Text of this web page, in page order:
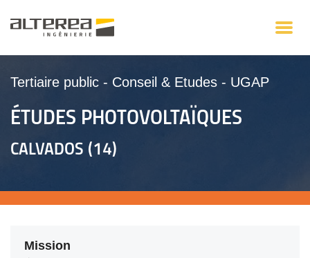
Tertiaire public - Conseil & Etudes - UGAP
ÉTUDES PHOTOVOLTAÏQUES
CALVADOS (14)
Mission